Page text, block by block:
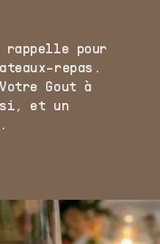
rappelle pour
repas.
Gout à
et un